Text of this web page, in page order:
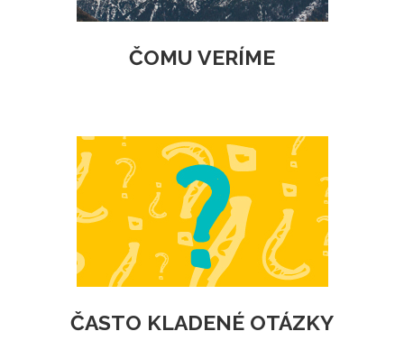
ČOMU VERÍME
ČASTO KLADENÉ OTÁZKY